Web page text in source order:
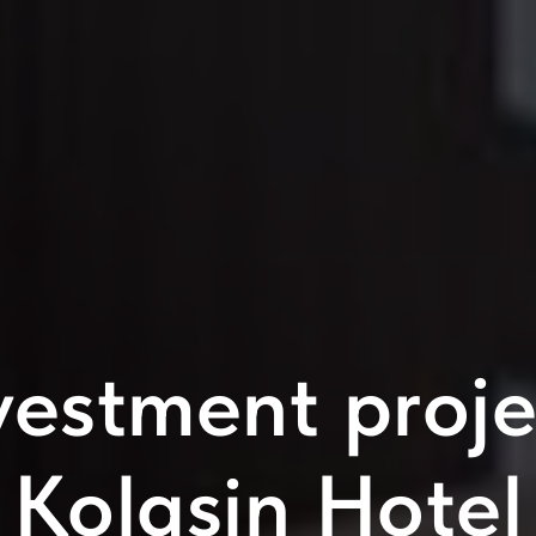
Kolasin Hotel